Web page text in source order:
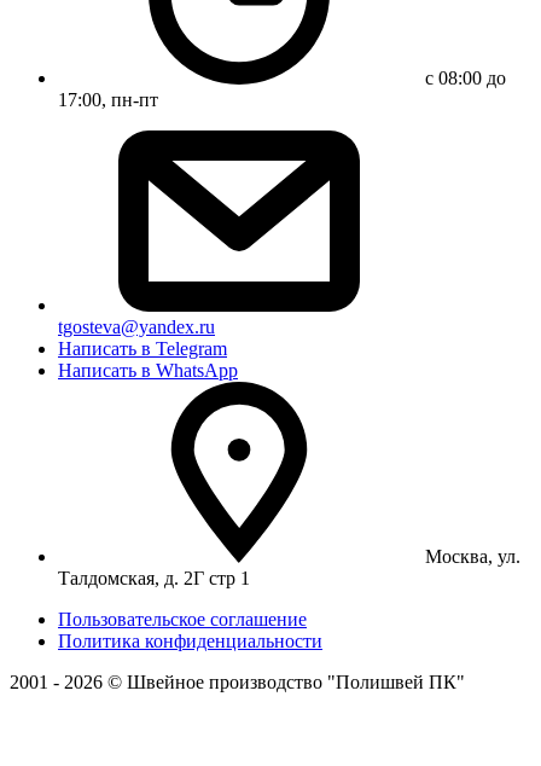
с 08:00 до
17:00, пн-пт
tgosteva@yandex.ru
Написать в Telegram
Написать в WhatsApp
Москва, ул.
Талдомская, д. 2Г стр 1
Пользовательское соглашение
Политика конфиденциальности
2001 - 2026 © Швейное производство "Полишвей ПК"